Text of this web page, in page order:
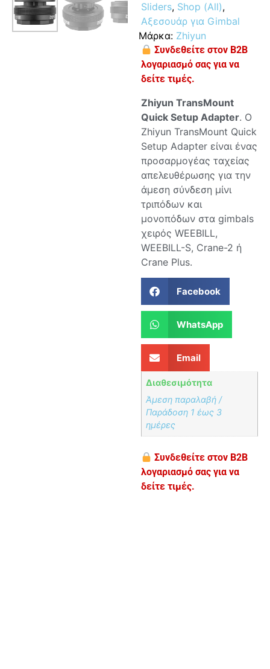
Sliders, Shop (All),
Αξεσουάρ για Gimbal
Μάρκα: Zhiyun
Συνδεθείτε στον B2B
λογαριασμό σας για να
δείτε τιμές.
Zhiyun TransMount
Quick Setup Adapter. Ο
Zhiyun TransMount Quick
Setup Adapter είναι ένας
προσαρμογέας ταχείας
απελευθέρωσης για την
άμεση σύνδεση μίνι
τριπόδων και
μονοπόδων στα gimbals
χειρός WEEBILL,
WEEBILL-S, Crane-2 ή
Crane Plus.
Facebook
WhatsApp
Email
Διαθεσιμότητα
Άμεση παραλαβή /
Παράδoση 1 έως 3
ημέρες
Συνδεθείτε στον B2B
λογαριασμό σας για να
δείτε τιμές.